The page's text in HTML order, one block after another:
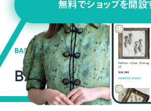
無料でショップを開設
BASEの強み
BASEが強い3つの